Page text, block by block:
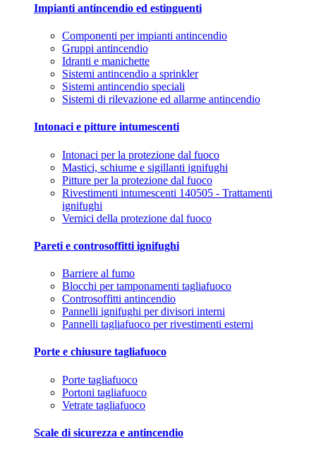
Impianti antincendio ed estinguenti
Componenti per impianti antincendio
Gruppi antincendio
Idranti e manichette
Sistemi antincendio a sprinkler
Sistemi antincendio speciali
Sistemi di rilevazione ed allarme antincendio
Intonaci e pitture intumescenti
Intonaci per la protezione dal fuoco
Mastici, schiume e sigillanti ignifughi
Pitture per la protezione dal fuoco
Rivestimenti intumescenti 140505 - Trattamenti
ignifughi
Vernici della protezione dal fuoco
Pareti e controsoffitti ignifughi
Barriere al fumo
Blocchi per tamponamenti tagliafuoco
Controsoffitti antincendio
Pannelli ignifughi per divisori interni
Pannelli tagliafuoco per rivestimenti esterni
Porte e chiusure tagliafuoco
Porte tagliafuoco
Portoni tagliafuoco
Vetrate tagliafuoco
Scale di sicurezza e antincendio